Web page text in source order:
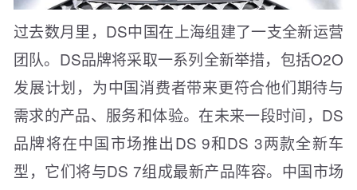
过去数月里，DS中国在上海组建了一支全新运营
团队。DS品牌将采取一系列全新举措，包括O2O
发展计划，为中国消费者带来更符合他们期待与
需求的产品、服务和体验。在未来一段时间，DS
品牌将在中国市场推出DS 9和DS 3两款全新车
型，它们将与DS 7组成最新产品阵容。中国市场